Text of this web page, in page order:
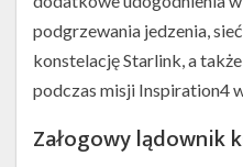
Thomas
Pesquet)
podgrzewania jedzenia,
konstelację Starlink, a
podczas misji Inspiration4
Załogowy lądownik